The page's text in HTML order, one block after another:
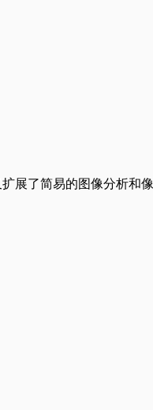
展了简易的图像分析和像